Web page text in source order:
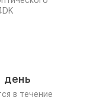
день
в течение